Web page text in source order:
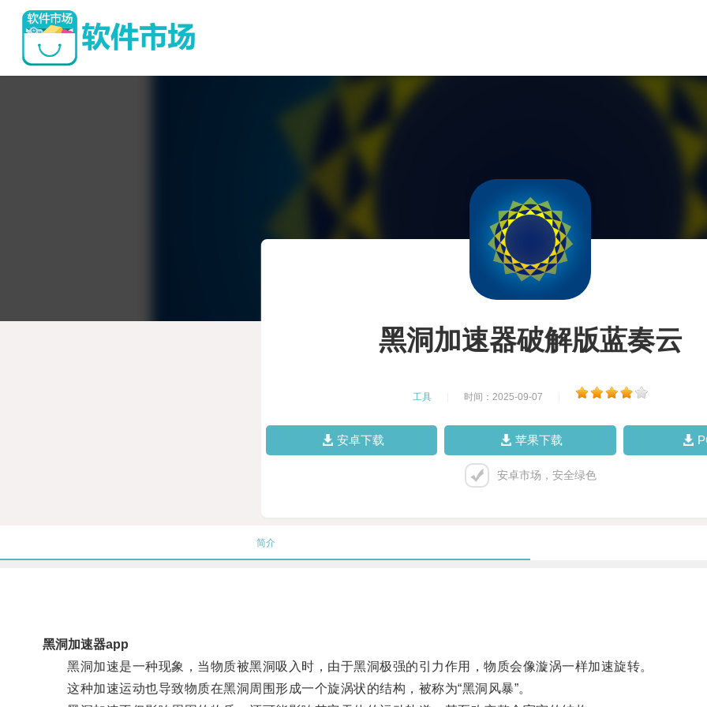
黑洞加速器破解版蓝奏云
工具 时间：2025-09-07
安卓下载 苹果下载
安卓市场，安全绿色
简介
黑洞加速器app
黑洞加速是一种现象，当物质被黑洞吸入时，由于黑洞极强的引力作用，物质会像漩涡一样加速旋转。
这种加速运动也导致物质在黑洞周围形成一个旋涡状的结构，被称为“黑洞风暴”。